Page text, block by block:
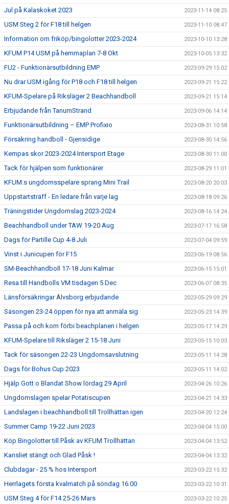
Jul på Kalaskoket 2023 2023-11-14 08:25
USM Steg 2 för F18 till helgen 2023-11-10 08:47
Information om friköp/bingolotter 2023-2024 2023-10-10 13:28
KFUM P14 USM på hemmaplan 7-8 Okt 2023-10-05 13:32
FU2 - Funktionärsutbildning EMP 2023-09-29 15:02
Nu drar USM igång för P18 och F18 till helgen 2023-09-21 15:22
KFUM-Spelare på Riksläger 2 Beachhandboll 2023-09-21 15:14
Erbjudande från TanumStrand 2023-09-06 14:14
Funktionärsutbildning – EMP Profixio 2023-08-31 10:58
Försäkring handboll - Gjensidige 2023-08-30 14:56
Kempas skor 2023-2024 Intersport Etage 2023-08-30 11:00
Tack för hjälpen som funktionärer 2023-08-29 11:01
KFUM:s ungdomsspelare sprang Mini Trail 2023-08-20 20:03
Uppstartsträff - En ledare från varje lag 2023-08-18 09:26
Träningstider Ungdomslag 2023-2024 2023-08-16 14:24
Beachhandboll under TAW 19-20 Aug 2023-07-17 16:58
Dags för Partille Cup 4-8 Juli 2023-07-04 09:59
Vinst i Junicupen för F15 2023-06-19 08:56
SM-Beachhandboll 17-18 Juni Kalmar 2023-06-15 15:01
Resa till Handbolls VM tisdagen 5 Dec 2023-06-07 08:35
Länsförsäkringar Älvsborg erbjudande 2023-05-29 09:29
Säsongen 23-24 öppen för nya att anmäla sig 2023-05-23 14:39
Passa på och kom förbi beachplanen i helgen 2023-05-17 14:29
KFUM-Spelare till Riksläger 2 15-18 Juni 2023-05-15 10:03
Tack för säsongen 22-23 Ungdomsavslutning 2023-05-11 14:28
Dags för Bohus Cup 2023 2023-05-11 14:02
Hjälp Gott o Blandat Show lördag 29 April 2023-04-26 10:26
Ungdomslagen spelar Potatiscupen 2023-04-21 14:33
Landslagen i beachhandboll till Trollhättan igen 2023-04-20 12:24
Summer Camp 19-22 Juni 2023 2023-04-04 15:00
Köp Bingolotter till Påsk av KFUM Trollhättan 2023-04-04 13:52
Kansliet stängt och Glad Påsk ! 2023-04-04 13:32
Clubdagar - 25 % hos Intersport 2023-03-22 15:32
Herrlagets första kvalmatch på söndag 16.00 2023-03-22 10:31
USM Steg 4 för F14 25-26 Mars 2023-03-22 10:25